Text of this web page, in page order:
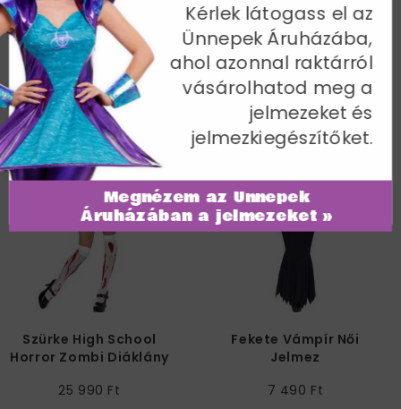
További termékek a kategóriában
Szürke High School
Horror Zombi Diáklány
25 990 Ft
Fekete Vámpír Női
Jelmez
7 490 Ft
Megnézem az Ünnepek
Áruházában a jelmezeket »
Kérlek látogass el az
Ünnepek Áruházába,
ahol azonnal raktárról
vásárolhatod meg a
jelmezeket és
jelmezkiegészítőket.